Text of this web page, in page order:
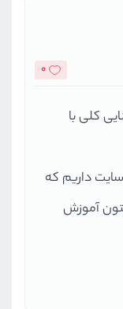
0
کلی با
سایت داریم که
آموزش